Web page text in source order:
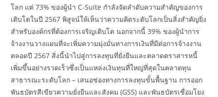
โลก แต่ 73% ของผู้นำ C-Suite กำลังจัดลำดับความสำคัญของการ
เติบโตในปี 2567 พิสูจน์ให้เห็นว่าความคิดระดับโลกเป็นสิ่งสำคัญยิ่ง
สำหรับองค์กรที่ต้องการเจริญเติบโต นอกจากนี้ 39% ของผู้นำการ
จ้างงานวางแผนที่จะเพิ่มความมุ่งมั่นทางการเงินที่มีต่อการจ้างงาน
ตลอดปี 2567 สิ่งนี้นำไปสู่การลงทุนที่ยั่งยืนและตลาดตราสารหนี้
เพิ่มขึ้นอย่างรวดเร็วซึ่งเป็นแหล่งเงินทุนที่ใหญ่ที่สุดในตลาดทุน
สาธารณะระดับโลก – เสนอช่องทางการลงทุนขั้นพื้นฐาน การออก
พันธบัตรสีเขียวความยั่งยืนและสังคม (GSS) และพันธบัตรเชื่อมโยง